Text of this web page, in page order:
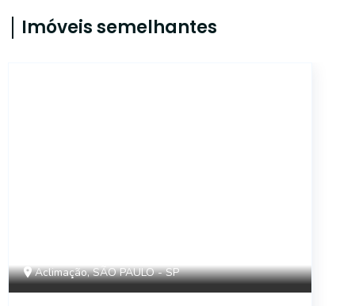
Imóveis semelhantes
Aclimação, SÃO PAULO - SP